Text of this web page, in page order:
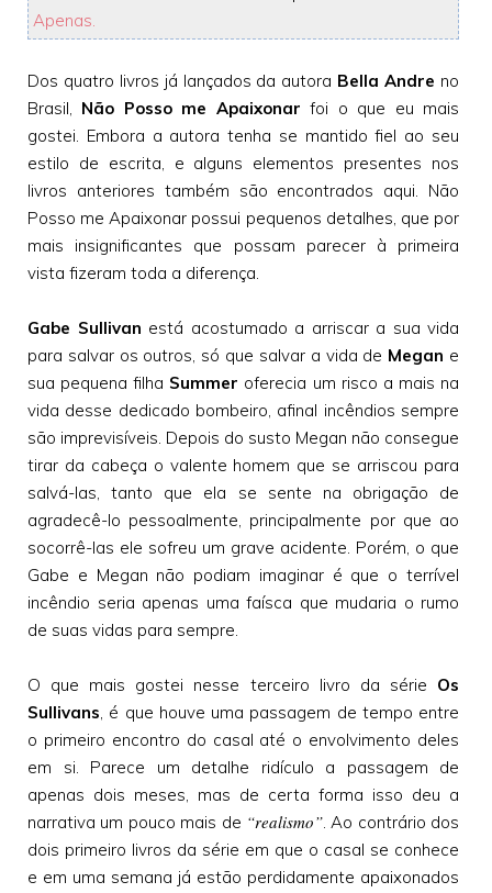
Apenas.
Dos quatro livros já lançados da autora Bella Andre no
Brasil, Não Posso me Apaixonar foi o que eu mais
gostei. Embora a autora tenha se mantido fiel ao seu
estilo de escrita, e alguns elementos presentes nos
livros anteriores também são encontrados aqui. Não
Posso me Apaixonar possui pequenos detalhes, que por
mais insignificantes que possam parecer à primeira
vista fizeram toda a diferença.
Gabe Sullivan está acostumado a arriscar a sua vida
para salvar os outros, só que salvar a vida de Megan e
sua pequena filha Summer oferecia um risco a mais na
vida desse dedicado bombeiro, afinal incêndios sempre
são imprevisíveis. Depois do susto Megan não consegue
tirar da cabeça o valente homem que se arriscou para
salvá-las, tanto que ela se sente na obrigação de
agradecê-lo pessoalmente, principalmente por que ao
socorrê-las ele sofreu um grave acidente. Porém, o que
Gabe e Megan não podiam imaginar é que o terrível
incêndio seria apenas uma faísca que mudaria o rumo
de suas vidas para sempre.
O que mais gostei nesse terceiro livro da série Os
Sullivans, é que houve uma passagem de tempo entre
o primeiro encontro do casal até o envolvimento deles
em si. Parece um detalhe ridículo a passagem de
apenas dois meses, mas de certa forma isso deu a
narrativa um pouco mais de “realismo”. Ao contrário dos
dois primeiro livros da série em que o casal se conhece
e em uma semana já estão perdidamente apaixonados